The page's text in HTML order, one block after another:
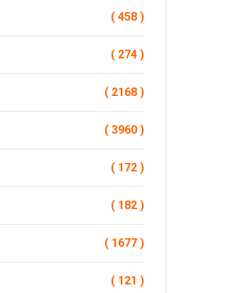
( 458 )
( 274 )
( 2168 )
( 3960 )
( 172 )
( 182 )
( 1677 )
( 121 )